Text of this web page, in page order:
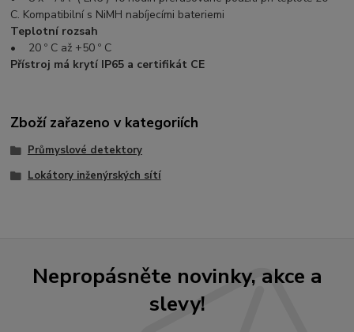
C. Kompatibilní s NiMH nabíjecími bateriemi
Teplotní rozsah
• 20 º C až +50 º C
Přístroj má krytí IP65 a certifikát CE
Zboží zařazeno v kategoriích
Průmyslové detektory
Lokátory inženýrských sítí
Nepropásněte novinky, akce a
slevy!